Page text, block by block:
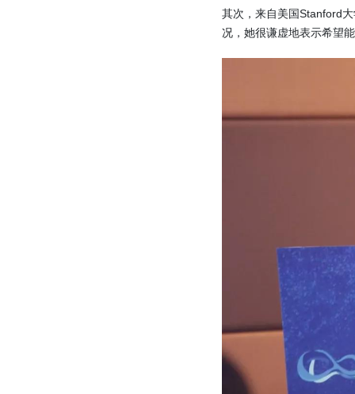
其次，来自美国Stanford
况，她很谦虚地表示希望